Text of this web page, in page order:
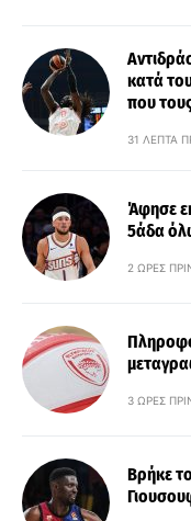
κατά
που
31 ΛΕΠΤΆ
Άφησε
5άδα
2 ΏΡΕΣ
3 ΏΡΕΣ
Βρήκε